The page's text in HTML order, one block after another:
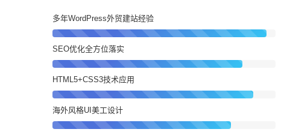
多年WordPress外贸建站经验
SEO优化全方位落实
HTML5+CSS3技术应用
海外风格UI美工设计